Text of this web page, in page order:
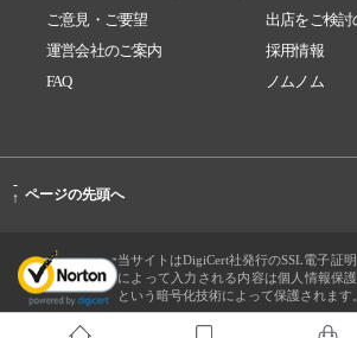
ご意見・ご要望
出店をご検討
運営会社のご案内
採用情報
FAQ
ノムノム
-
↑ ページの先頭へ
当サイトはDigiCert社発行のSSL電子証
によって入力される内容は個人情報保
という暗号化技術によって保護されます。